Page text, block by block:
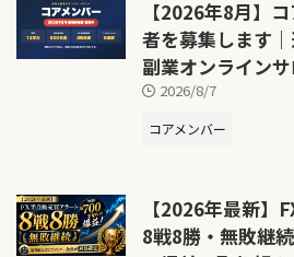
【2026年8月】
者を募集します
副業オンライン
2026/8/7
コアメンバー
【2026年最新】
8戦8勝・無敗継